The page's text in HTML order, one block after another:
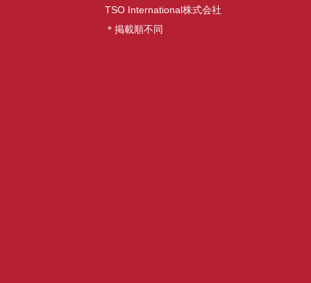
TSO International株式会社
＊掲載順不同